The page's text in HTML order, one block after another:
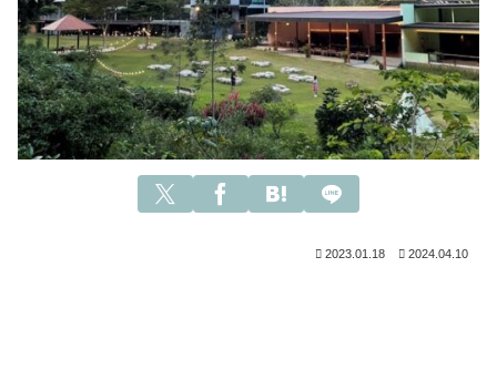
2023.01.18 2024.04.10